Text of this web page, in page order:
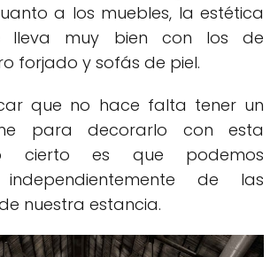
a los muebles, la estética
lleva muy bien con los de
forjado y sofás de piel.
que no hace falta tener un
para decorarlo con esta
cierto es que podemos
independientemente de las
nuestra estancia.